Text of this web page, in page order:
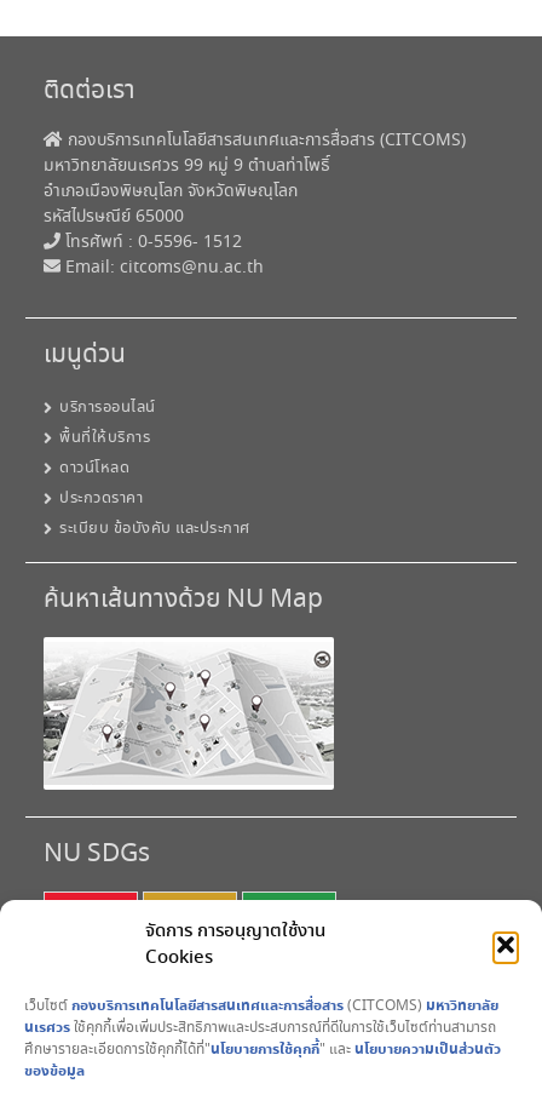
จัดการ การอนุญาตใช้งาน
Cookies
เว็บไซต์กองบริการเทคโนโลยีสารสนเทศและการสื่อสาร(CITCOMS) มหาวิทยาลัย
นเรศวรใช้คุกกี้เพื่อเพิ่มประสิทธิภาพและประสบการณ์ที่ดีในการใช้เว็บไซต์ท่านสามารถ
ศึกษารายละเอียดการใช้คุกกี้ได้ที่"นโยบายการใช้คุกกี้" และนโยบายความเป็นส่วนตัว
ของข้อมูล
ติดต่อเรา
กองบริการเทคโนโลยีสารสนเทศและการสื่อสาร (CITCOMS)
มหาวิทยาลัยนเรศวร 99 หมู่ 9 ตำบลท่าโพธิ์
อำเภอเมืองพิษณุโลก จังหวัดพิษณุโลก
รหัสไปรษณีย์ 65000
โทรศัพท์ : 0-5596- 1512
Email: citcoms@nu.ac.th
เมนูด่วน
บริการออนไลน์
พื้นที่ให้บริการ
ดาวน์โหลด
ประกวดราคา
ระเบียบ ข้อบังคับ และประกาศ
ค้นหาเส้นทางด้วย NU Map
NU SDGs
SDG 5
SDG 7
SDG 8
SDG 9
SDG10
SDG11
SDG12